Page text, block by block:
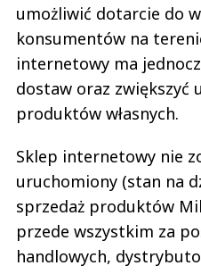
umożliwić dotarcie do
konsumentów na
internetowy ma
dostaw oraz zwiększyć
produktów własnych.
Sklep internetowy nie
uruchomiony (stan na
sprzedaż produktów
przede wszystkim za
handlowych,